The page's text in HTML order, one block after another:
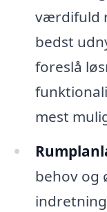
værdifuld
bedst
foreslå
mest
behov og